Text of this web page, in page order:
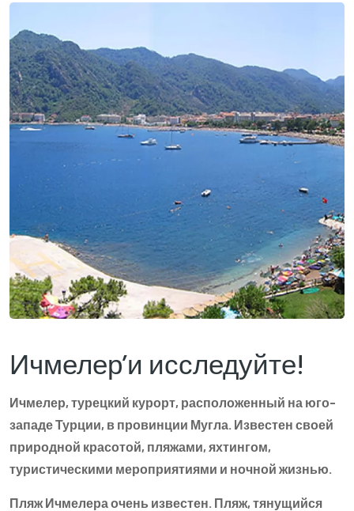
Ичмелер’и исследуйте!
Ичмелер, турецкий курорт, расположенный на юго-
западе Турции, в провинции Мугла. Известен своей
природной красотой, пляжами, яхтингом,
туристическими мероприятиями и ночной жизнью.
Пляж Ичмелера очень известен. Пляж, тянущийся